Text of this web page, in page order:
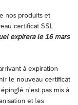
nos produits et
certificat SSL
expirera le 16 mars
à expiration
le nouveau certificat
n'est pas mis à
et les